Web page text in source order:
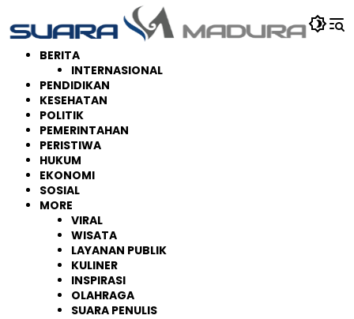
ke
konten
BERITA
INTERNASIONAL
PENDIDIKAN
KESEHATAN
POLITIK
PEMERINTAHAN
PERISTIWA
HUKUM
EKONOMI
SOSIAL
MORE
VIRAL
WISATA
LAYANAN PUBLIK
KULINER
INSPIRASI
OLAHRAGA
SUARA PENULIS